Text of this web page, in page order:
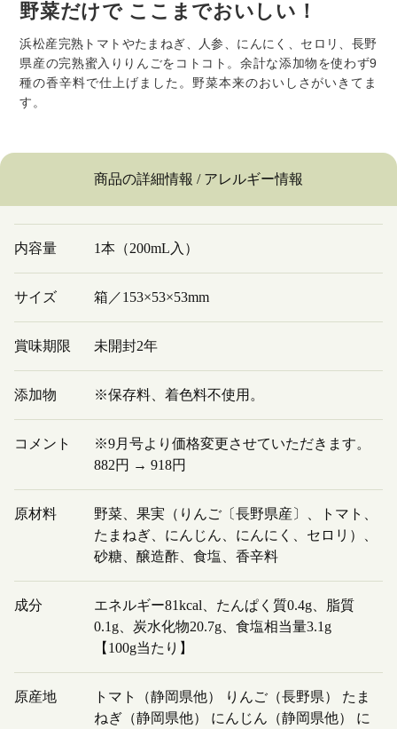
野菜だけで ここまでおいしい！
浜松産完熟トマトやたまねぎ、人参、にんにく、セロリ、長野
県産の完熟蜜入りりんごをコトコト。余計な添加物を使わず9
種の香辛料で仕上げました。野菜本来のおいしさがいきてま
す。
商品の詳細情報 / アレルギー情報
内容量 1本（200mL入）
サイズ 箱／153×53×53mm
賞味期限 未開封2年
添加物 ※保存料、着色料不使用。
コメント
※9月号より価格変更させていただきます。
882円 → 918円
原材料
野菜、果実（りんご〔長野県産〕、トマト、
たまねぎ、にんじん、にんにく、セロリ）、
砂糖、醸造酢、食塩、香辛料
成分
エネルギー81kcal、たんぱく質0.4g、脂質
0.1g、炭水化物20.7g、食塩相当量3.1g
【100g当たり】
原産地
トマト（静岡県他） りんご（長野県） たま
ねぎ（静岡県他） にんじん（静岡県他） に